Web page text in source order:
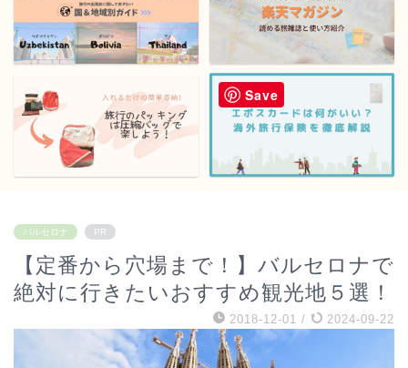
バルセロナ PR
【定番から穴場まで！】バルセロナで
絶対に行きたいおすすめ観光地５選！
2018-12-01 / 2024-09-22
Save